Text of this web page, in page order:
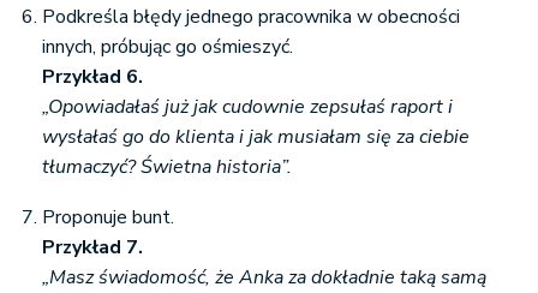
Podkreśla błędy jednego pracownika w obecności
innych, próbując go ośmieszyć.
Przykład 6.
„Opowiadałaś już jak cudownie zepsułaś raport i
wysłałaś go do klienta i jak musiałam się za ciebie
tłumaczyć? Świetna historia”.
Proponuje bunt.
Przykład 7.
„Masz świadomość, że Anka za dokładnie taką samą